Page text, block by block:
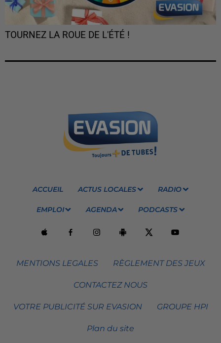
TOURNEZ LA ROUE DE L'ÉTÉ !
ACCUEIL ACTUS LOCALES RADIO
EMPLOI AGENDA PODCASTS
MENTIONS LEGALES RÈGLEMENT DES JEUX
CONTACTEZ NOUS
VOTRE PUBLICITÉ SUR EVASION GROUPE HPI
Plan du site